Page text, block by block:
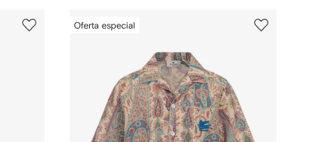
Oferta especial